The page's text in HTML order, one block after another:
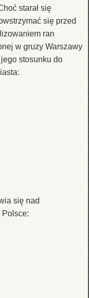
starał się
się przed
ran
w gruzy Warszawy
stosunku do
się nad